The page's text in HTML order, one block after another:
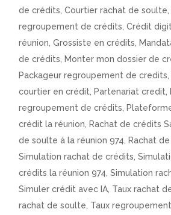
de crédits ,Courtier rachat de soulte
regroupement de crédits ,Crédit
réunion ,Grossiste en crédits
de crédits
Monter mon dossier de
Packageur regroupement de credits
courtier en crédit
Partenariat credit
regroupement de crédits
crédit la réunion
Rachat de crédits
de soulte à la réunion 974
Rachat
Simulation rachat de crédits ,
crédits la réunion 974 ,Simulation
Simuler crédit avec IA Taux rachat
rachat de soulte Taux